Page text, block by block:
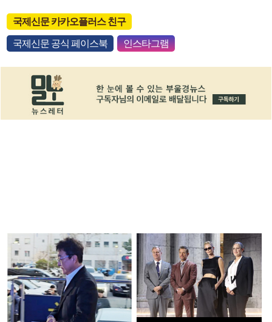
국제신문 카카오플러스 친구
국제신문 공식 페이스북 인스타그램